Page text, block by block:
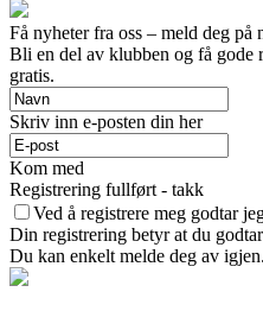
Få nyheter fra oss – meld deg på
Bli en del av klubben og få gode
gratis.
Skriv inn e-posten din her
Kom med
Registrering fullført - takk
Ved å registrere meg godtar
Din registrering betyr at du
Du kan enkelt melde deg av igjen.